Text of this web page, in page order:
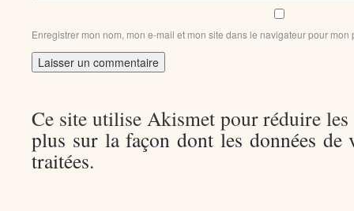
Enregistrer mon nom, mon e-mail et mon site dans le navigateur pour
Ce site utilise Akismet pour réduire
plus sur la façon dont les données de
traitées.